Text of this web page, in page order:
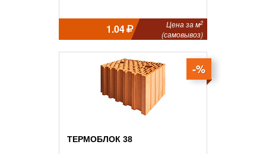
1.04 Цена за м2
(самовывоз)
-%
ТЕРМОБЛОК 38